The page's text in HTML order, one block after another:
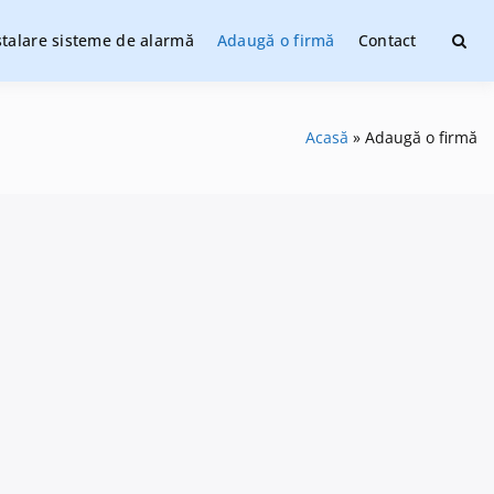
sisteme de alarmă Adaugă o firmă Contact
Acasă Adaugă o firmă